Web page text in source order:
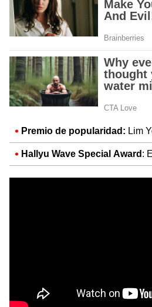
Premio de popularidad: Lim
Hallyu Wave Special Award: